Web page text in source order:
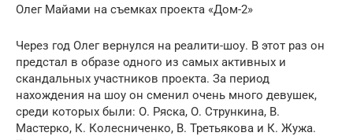
Олег Майами на съемках проекта «Дом-2»
Через год Олег вернулся на реалити-шоу. В этот раз он
предстал в образе одного из самых активных и
скандальных участников проекта. За период
нахождения на шоу он сменил очень много девушек,
среди которых были: О. Ряска, О. Стрункина, В.
Мастерко, К. Колесниченко, В. Третьякова и К. Жужа.